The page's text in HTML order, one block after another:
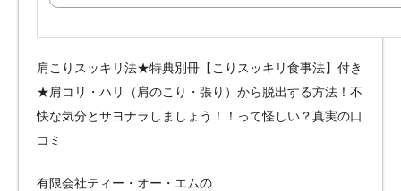
肩こりスッキリ法★特典別冊【こりスッキリ食事法】付き
★肩コリ・ハリ（肩のこり・張り）から脱出する方法！不
快な気分とサヨナラしましょう！！って怪しい？真実の口
コミ
有限会社ティー・オー・エムの